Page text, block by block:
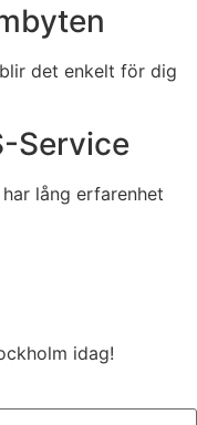
det enkelt för dig
Service
lång erfarenhet
idag!